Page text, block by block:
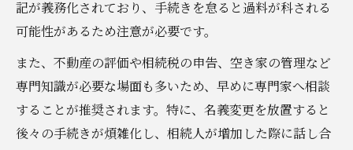
記が義務化されており、手続きを怠ると過料が科される
可能性があるため注意が必要です。
また、不動産の評価や相続税の申告、空き家の管理など
専門知識が必要な場面も多いため、早めに専門家へ相談
することが推奨されます。特に、名義変更を放置すると
後々の手続きが煩雑化し、相続人が増加した際に話し合